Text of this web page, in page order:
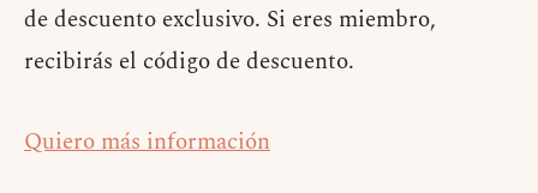
de descuento exclusivo. Si eres miembro,
recibirás el código de descuento.
Quiero más información